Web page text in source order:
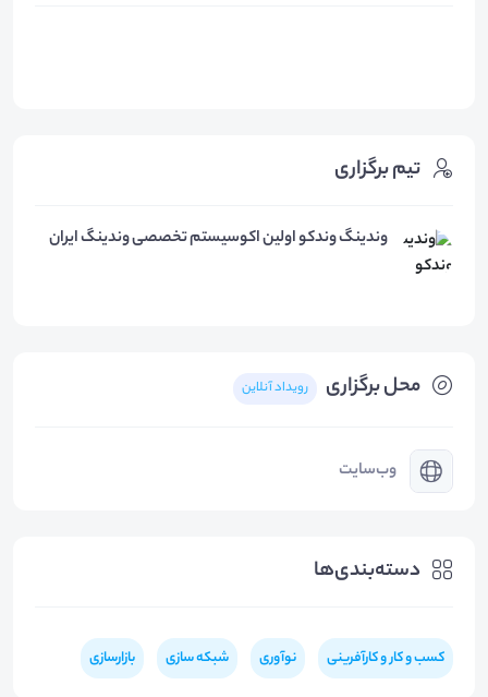
محل برگزاری رویداد آنلاین
وب‌سایت
دسته‌بندی‌ها
کسب و کار و کارآفرینی نوآوری شبکه سازی بازارسازی
تیم برگزاری
وندینگ وندکو اولین اکوسیستم تخصصی وندینگ ایران